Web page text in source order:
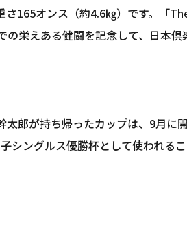
165オンス（約4.6㎏）です。「
栄えある健闘を記念して、日本
太郎が持ち帰ったカップは、9月に
シングルス優勝杯として使われる